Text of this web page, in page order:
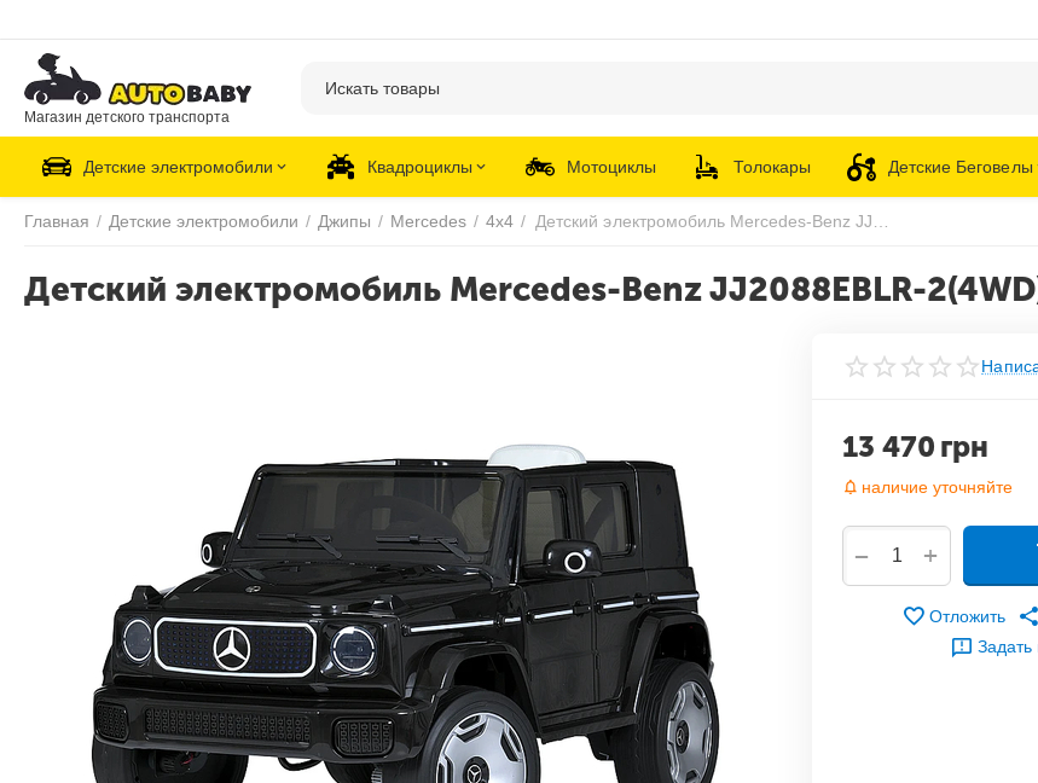
Магазин детского транспорта
Детские электромобили Квадроциклы Мотоциклы Толокары Детские Беговелы
Главная / Детские электромобили / Джипы / Mercedes / 4х4 /
Детский электромобиль Mercedes-Benz JJ2088EBLR-
13 470 грн
наличие уточняйте
+
−
Отложить
Задать